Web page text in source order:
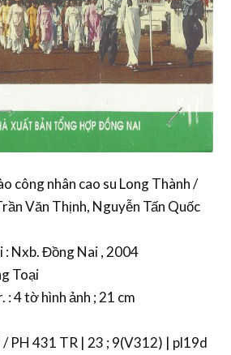
công nhân cao su Long Thành /
Văn Thịnh, Nguyễn Tấn Quốc
: Nxb. Đồng Nai , 2004
Toại
4 tờ hình ảnh ; 21 cm
/ PH 431 TR | 23 ; 9(V312) | pl19d